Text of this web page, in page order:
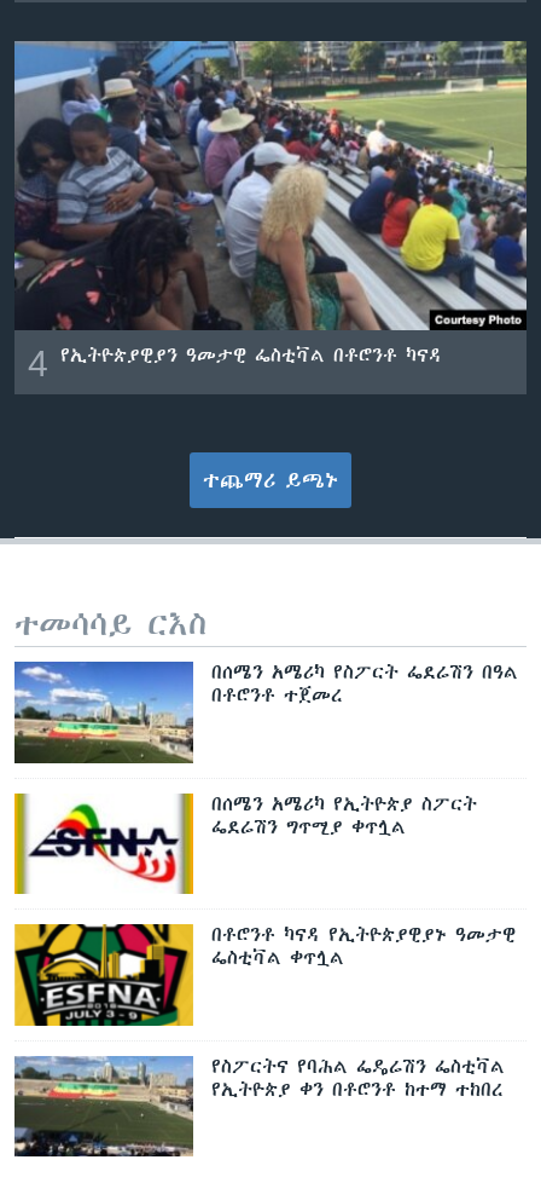
4 የኢትዮጵያዊያን ዓመታዊ ፌስቲቫል በቶሮንቶ ካናዳ
ተጨማሪ ይጫኑ
ተመሳሳይ ርእስ
በሰሜን አሜሪካ የስፖርት ፌደሬሽን በዓል
በቶሮንቶ ተጀመረ
በሰሜን አሜሪካ የኢትዮጵያ ስፖርት
ፌደሬሽን ግጥሚያ ቀጥሏል
በቶሮንቶ ካናዳ የኢትዮጵያዊያኑ ዓመታዊ
ፌስቲቫል ቀጥሏል
የስፖርትና የባሕል ፌዴሬሽን ፌስቲቫል
የኢትዮጵያ ቀን በቶሮንቶ ከተማ ተከበረ